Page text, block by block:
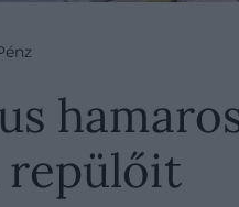
repülőit